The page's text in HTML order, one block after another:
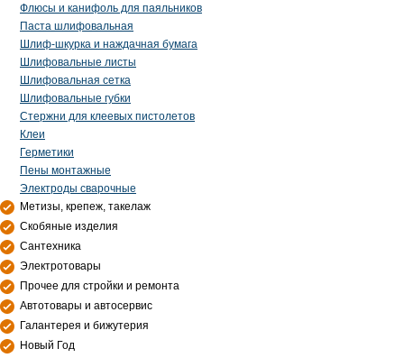
Флюсы и канифоль для паяльников
Паста шлифовальная
Шлиф-шкурка и наждачная бумага
Шлифовальные листы
Шлифовальная сетка
Шлифовальные губки
Стержни для клеевых пистолетов
Клеи
Герметики
Пены монтажные
Электроды сварочные
Метизы, крепеж, такелаж
Скобяные изделия
Сантехника
Электротовары
Прочее для стройки и ремонта
Автотовары и автосервис
Галантерея и бижутерия
Новый Год